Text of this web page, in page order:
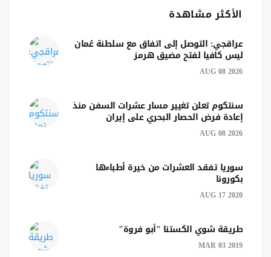
الأكثر مشاهدة
عراقجي: التوصل إلى اتفاق مع سلطنة عُمان
ليس كافيا لفتح مضيق هرمز
AUG 08 2026
سنتكوم تعلن تغيير مسار عشرات السفن منذ
إعادة فرض الحصار البحري على إيران
AUG 08 2026
سوريا تفقد العشرات من خيرة أطباءها
بكورونا
AUG 17 2020
طريقة شوي الكستنا "أبو فروة"
MAR 03 2019